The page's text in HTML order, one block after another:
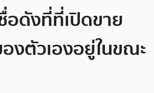
อดังที่ที่เปิดขาย
องตัวเองอยู่ในขณะ